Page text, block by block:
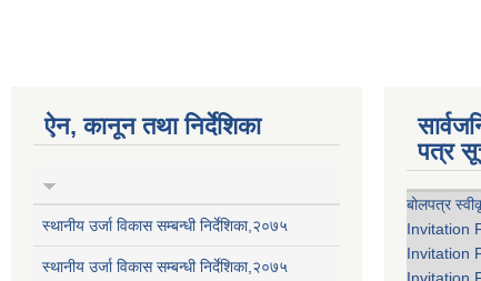
ऐन, कानून तथा निर्देशिका
स्थानीय उर्जा विकास सम्बन्धी निर्देशिका,२०७५
स्थानीय उर्जा विकास सम्बन्धी निर्देशिका,२०७५
पत्र
बोलपत्र
Invitation
Invitation
Invitation